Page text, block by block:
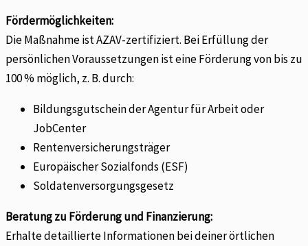
Fördermöglichkeiten:
Die Maßnahme ist AZAV-zertifiziert. Bei Erfüllung der
persönlichen Voraussetzungen ist eine Förderung von bis zu
100 % möglich, z. B. durch:
Bildungsgutschein der Agentur für Arbeit oder
JobCenter
Rentenversicherungsträger
Europäischer Sozialfonds (ESF)
Soldatenversorgungsgesetz
Beratung zu Förderung und Finanzierung:
Erhalte detaillierte Informationen bei deiner örtlichen